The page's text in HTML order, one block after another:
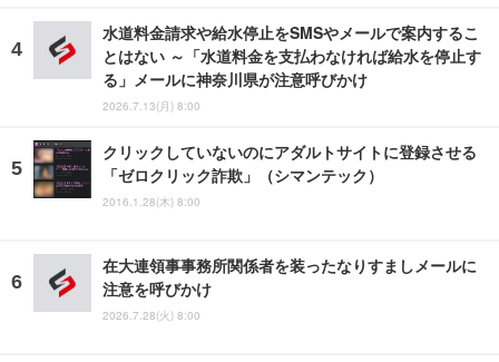
水道料金請求や給水停止をSMSやメールで案内するこ
とはない ～「水道料金を支払わなければ給水を停止す
る」メールに神奈川県が注意呼びかけ
2026.7.13(月) 8:00
クリックしていないのにアダルトサイトに登録させる
「ゼロクリック詐欺」（シマンテック）
2016.1.28(木) 8:00
在大連領事事務所関係者を装ったなりすましメールに
注意を呼びかけ
2026.7.28(火) 8:00